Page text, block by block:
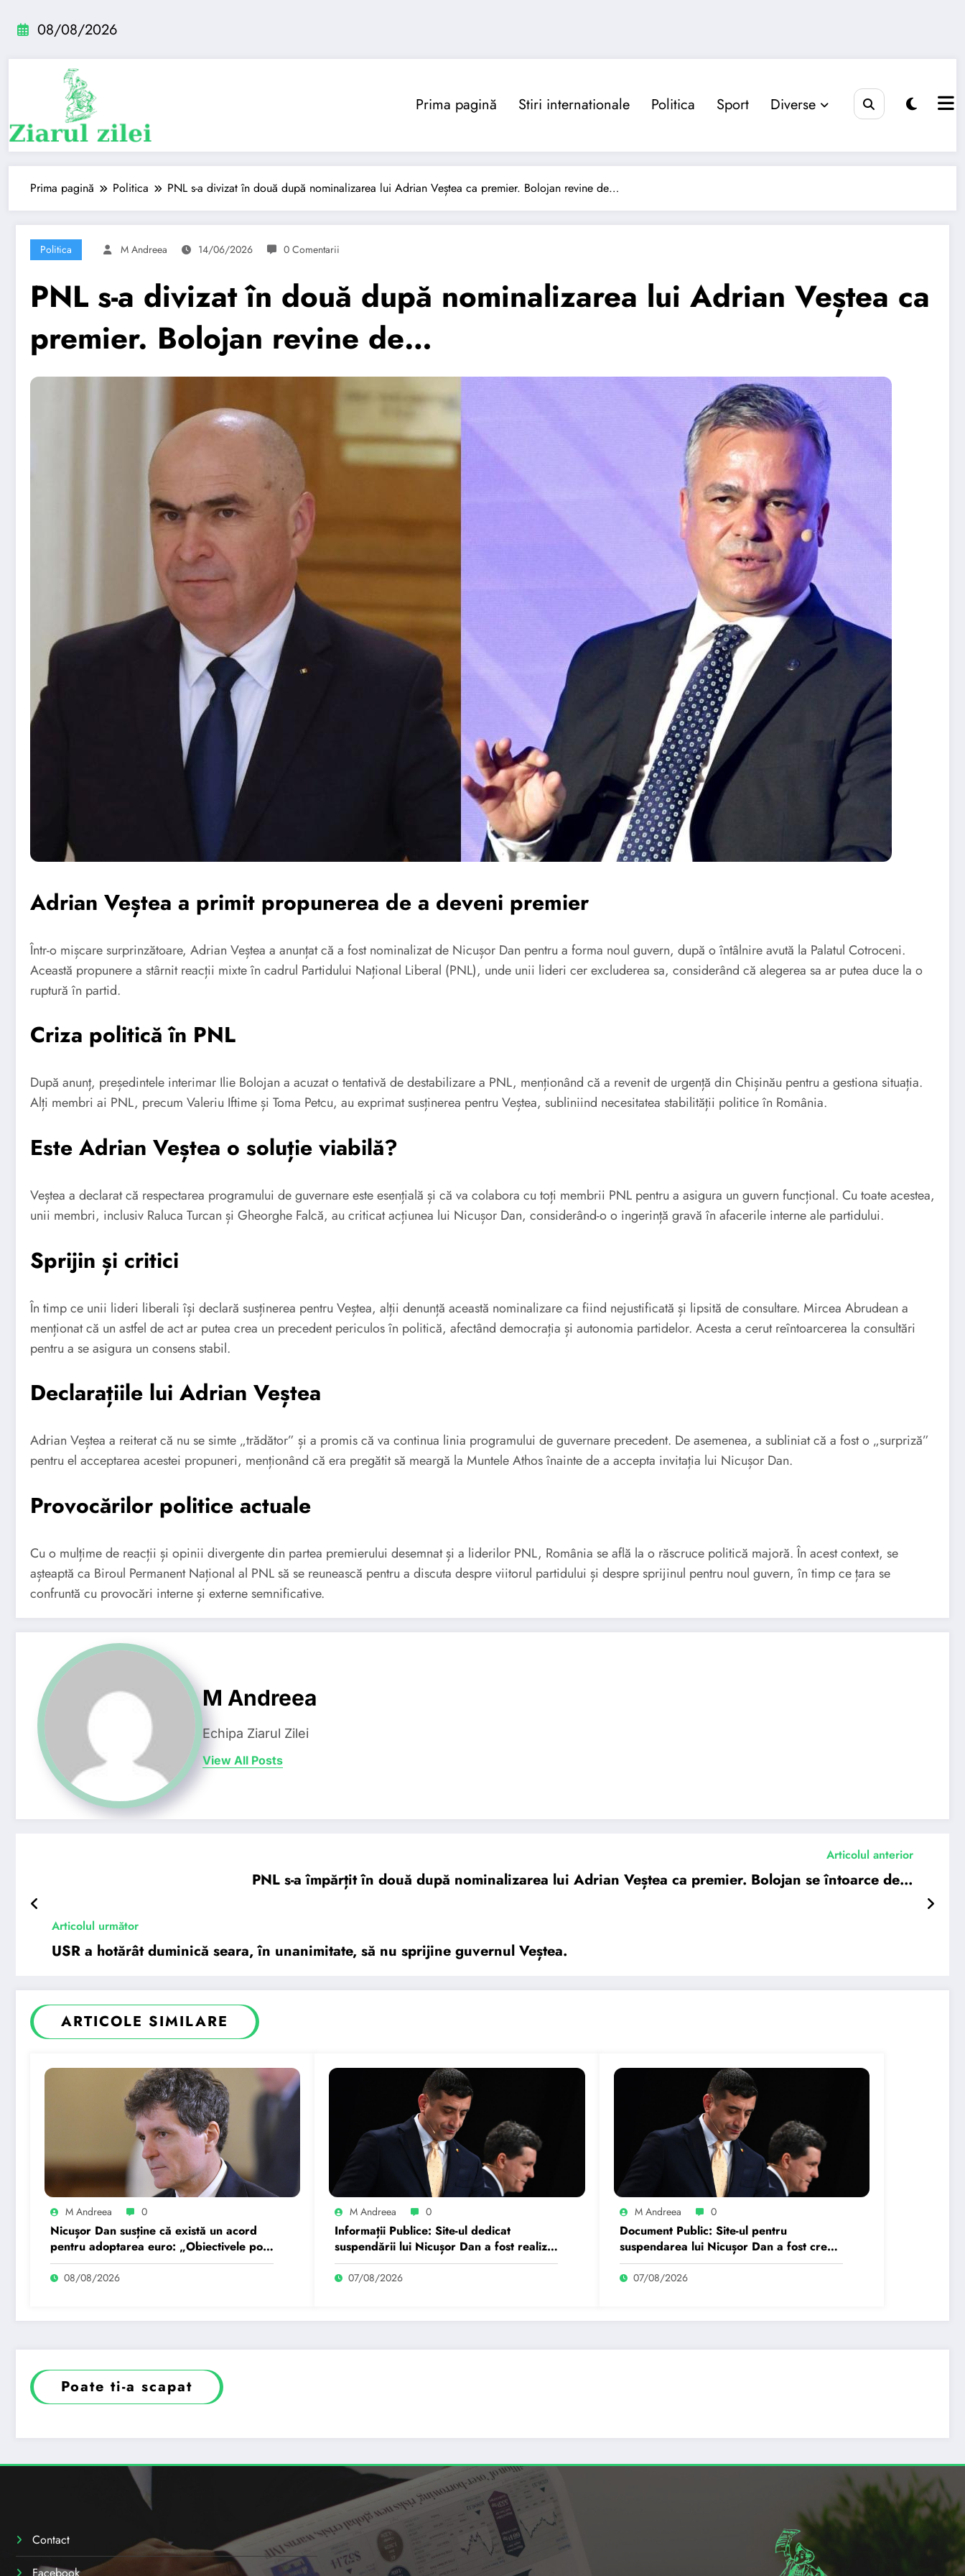
08/08/2026
Prima pagină Stiri internationale Politica Sport Diverse
Prima pagină Politica PNL s-a divizat în două după nominalizarea lui Adrian Veștea ca premier. Bolojan revine de…
Politica M Andreea 14/06/2026 0 Comentarii
PNL s-a divizat în două după nominalizarea lui Adrian Veștea ca
premier. Bolojan revine de…
Adrian Veștea a primit propunerea de a deveni premier
Într-o mișcare surprinzătoare, Adrian Veștea a anunțat că a fost nominalizat de Nicușor Dan pentru a forma noul guvern, după o întâlnire avută la Palatul Cotroceni.
Această propunere a stârnit reacții mixte în cadrul Partidului Național Liberal (PNL), unde unii lideri cer excluderea sa, considerând că alegerea sa ar putea duce la o
ruptură în partid.
Criza politică în PNL
După anunț, președintele interimar Ilie Bolojan a acuzat o tentativă de destabilizare a PNL, menționând că a revenit de urgență din Chișinău pentru a gestiona situația.
Alți membri ai PNL, precum Valeriu Iftime și Toma Petcu, au exprimat susținerea pentru Veștea, subliniind necesitatea stabilității politice în România.
Este Adrian Veștea o soluție viabilă?
Veștea a declarat că respectarea programului de guvernare este esențială și că va colabora cu toți membrii PNL pentru a asigura un guvern funcțional. Cu toate acestea,
unii membri, inclusiv Raluca Turcan și Gheorghe Falcă, au criticat acțiunea lui Nicușor Dan, considerând-o o ingerință gravă în afacerile interne ale partidului.
Sprijin și critici
În timp ce unii lideri liberali își declară susținerea pentru Veștea, alții denunță această nominalizare ca fiind nejustificată și lipsită de consultare. Mircea Abrudean a
menționat că un astfel de act ar putea crea un precedent periculos în politică, afectând democrația și autonomia partidelor. Acesta a cerut reîntoarcerea la consultări
pentru a se asigura un consens stabil.
Declarațiile lui Adrian Veștea
Adrian Veștea a reiterat că nu se simte „trădător” și a promis că va continua linia programului de guvernare precedent. De asemenea, a subliniat că a fost o „surpriză”
pentru el acceptarea acestei propuneri, menționând că era pregătit să meargă la Muntele Athos înainte de a accepta invitația lui Nicușor Dan.
Provocărilor politice actuale
Cu o mulțime de reacții și opinii divergente din partea premierului desemnat și a liderilor PNL, România se află la o răscruce politică majoră. În acest context, se
așteaptă ca Biroul Permanent Național al PNL să se reunească pentru a discuta despre viitorul partidului și despre sprijinul pentru noul guvern, în timp ce țara se
confruntă cu provocări interne și externe semnificative.
M Andreea
Echipa Ziarul Zilei
View All Posts
Articolul anterior
PNL s-a împărțit în două după nominalizarea lui Adrian Veștea ca premier. Bolojan se întoarce de…
Articolul următor
USR a hotărât duminică seara, în unanimitate, să nu sprijine guvernul Veștea.
ARTICOLE SIMILARE
M Andreea 0
Nicușor Dan susține că există un acord
pentru adoptarea euro: „Obiectivele pot
fi realizate dacă…
08/08/2026
M Andreea 0
Informații Publice: Site-ul dedicat
suspendării lui Nicușor Dan a fost realizat
de un moldovean plătit de AUR cu…
07/08/2026
M Andreea 0
Document Public: Site-ul pentru
suspendarea lui Nicușor Dan a fost creat
de un moldovean angajat de AUR cu…
07/08/2026
Poate ti-a scapat
Contact
Facebook